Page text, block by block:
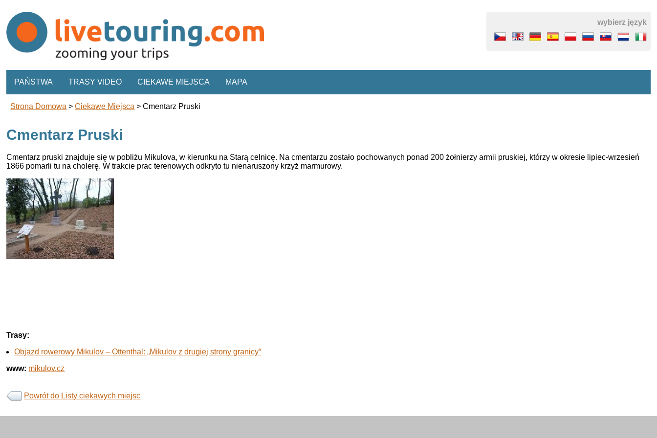
wybierz język
PAŃSTWA TRASY VIDEO CIEKAWE MIEJSCA MAPA
Strona Domowa >Ciekawe Miejsca >Cmentarz Pruski
Cmentarz Pruski
Cmentarz pruski znajduje się w pobliżu Mikulova, w kierunku na Starą celnicę. Na cmentarzu zostało pochowanych ponad 200 żołnierzy armii pruskiej, którzy w okresie lipiec-wrzesień
1866 pomarli tu na cholerę. W trakcie prac terenowych odkryto tu nienaruszony krzyż marmurowy.
Trasy:
Objazd rowerowy Mikulov – Ottenthal: „Mikulov z drugiej strony granicy“
www: mikulov.cz
Powrót do Listy ciekawych miejsc